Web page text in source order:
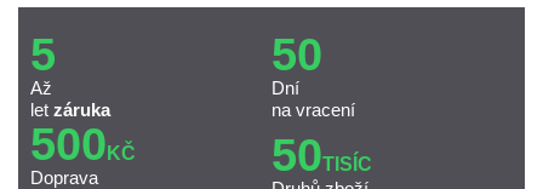
5
Až
let záruka
50
Dní
na vracení
500 KČ
Doprava
50TISÍC